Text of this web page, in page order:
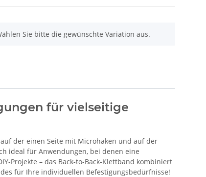
Sie bitte die gewünschte Variation aus.
für vielseitige
der einen Seite mit Microhaken und auf der
ideal für Anwendungen, bei denen eine
Projekte – das Back-to-Back-Klettband kombiniert
für Ihre individuellen Befestigungsbedürfnisse!